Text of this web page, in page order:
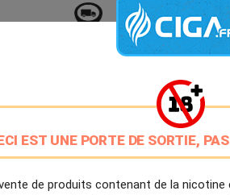
EST UNE PORTE DE SORTIE,
de produits contenant de la nicotine
Livraison Offerte
à partir de 20€
Expédition Immédiate
Livré à partir du Jeudi